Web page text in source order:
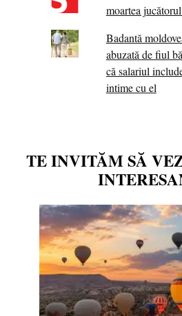
moartea
Badantă
abuzată de fiul
că salariul
intime cu el
TE INVITĂM SĂ